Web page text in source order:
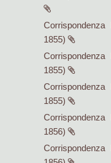
Corrispondenza
1855)
Corrispondenza
1855)
Corrispondenza
1855)
Corrispondenza
1856)
Corrispondenza